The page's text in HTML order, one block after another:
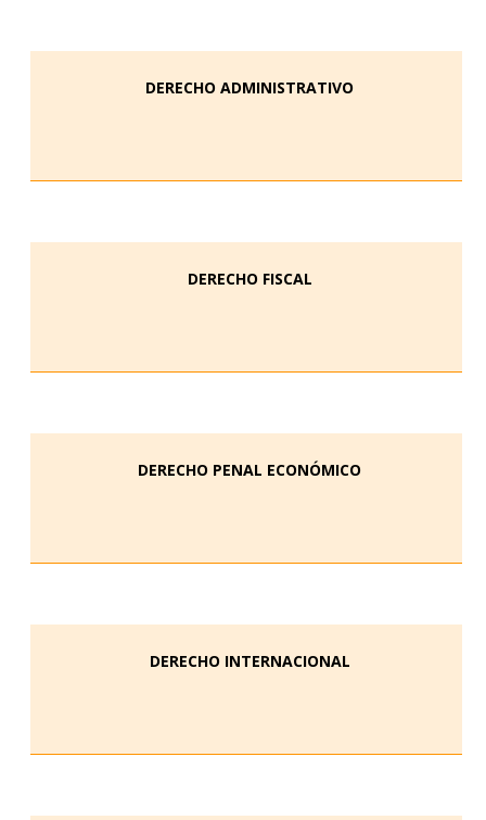
DERECHO ADMINISTRATIVO
DERECHO FISCAL
DERECHO PENAL ECONÓMICO
DERECHO INTERNACIONAL